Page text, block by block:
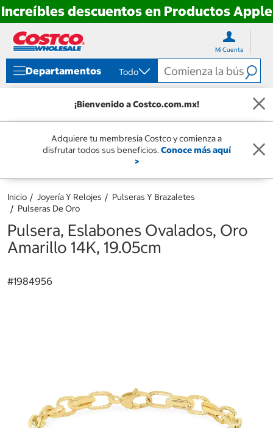
Increíbles descuentos en Productos Apple
directo
contenido
directo
menú
navegación
Mi Cuenta
Departamentos Todo
¡Bienvenido a Costco.com.mx!
Adquiere tu membresía Costco y comienza a
disfrutar todos sus beneficios.Conoce más aquí
>
Inicio Joyería Y Relojes
Pulseras Y Brazaletes
Pulseras De Oro
Pulsera, Eslabones Ovalados, Oro
Amarillo 14K, 19.05cm
#1984956